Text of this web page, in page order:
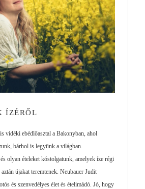
ÍZÉRŐL
vidéki ebédlőasztal a Bakonyban, ahol
bárhol is legyünk a világban.
olyan ételeket kóstolgatunk, amelyek íze régi
újakat teremtenek. Neubauer Judit
és szenvedélyes élet és ételimádó. Jó, hogy